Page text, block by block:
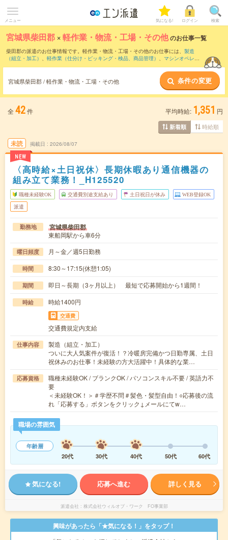
メニュー 気になる! ログイン 検索
宮城県柴田郡 ×軽作業・物流・工場・その他のお仕事一覧
柴田郡の派遣のお仕事情報です。軽作業・物流・工場・その他のお仕事には、 製造
（組立・加工） 、 軽作業（仕分け・ピッキング・検品、商品管理） 、 マシンオペレー
宮城県柴田郡 / 軽作業・物流・工場・その他 条件の変更
全 42件 平均時給: 1,351 円
新着順 時給順
未読
NEW
掲載日 2026/08/07
〈高時給×土日祝休〉長期休暇あり通信機器の
組み立て業務！_H125520
職種未経験OK 交通費別途支給あり 土日祝日が休み WEB登録OK
派遣
勤務地 宮城県柴田郡
東船岡駅から車6分
曜日頻度 月～金／週5日勤務
時間 8:30～17:15(休憩1:05)
期間 即日～長期（3ヶ月以上） 最短で応募開始から1週間！
時給 時給1400円
交通費
交通費規定内支給
仕事内容
製造（組立・加工）
ついに大人気案件が復活！？冷暖房完備かつ日勤専属、土日
祝休みのお仕事！未経験の方大活躍中！具体的な業…
応募資格
職種未経験OK / ブランクOK / パソコンスキル不要 / 英語力不
要
＜未経験OK！＞＃学歴不問＃髪色・髪型自由！○応募後の流
れ「応募する」ボタンをクリック↓メールにてw…
職場の雰囲気
年齢層
20代
30代 40代 50代 60代
気になる! 応募へ進む 詳しく見る
派遣会社 株式会社ウィルオブ・ワーク FO事業部
興味があったら「★気になる！」をタップ！